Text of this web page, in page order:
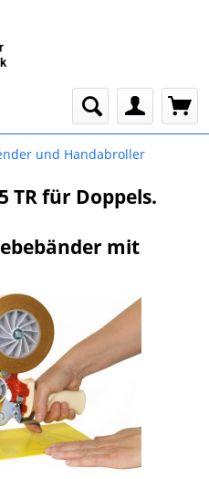
und Handabroller
TR für Doppels.
mit